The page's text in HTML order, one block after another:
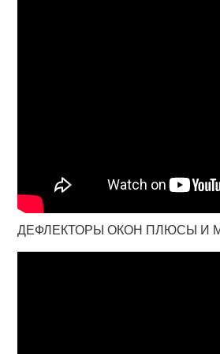
ДЕФЛЕКТОРЫ ОКОН ПЛЮСЫ И